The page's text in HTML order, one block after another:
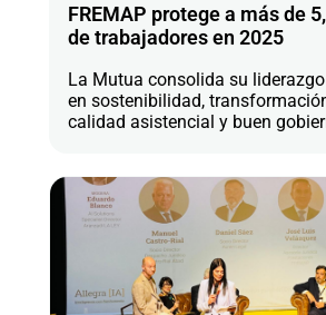
FREMAP protege a más de
de trabajadores en 2025
La Mutua consolida su
en sostenibilidad,
calidad asistencial y buen